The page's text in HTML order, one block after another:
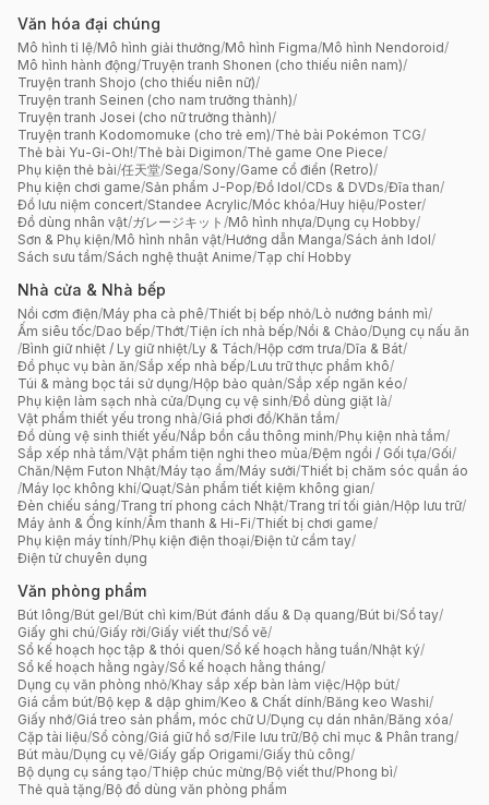
Văn hóa đại chúng
Mô hình tỉ lệ/Mô hình giải thưởng/Mô hình Figma/Mô hình Nendoroid/
Mô hình hành động/Truyện tranh Shonen (cho thiếu niên nam)/
Truyện tranh Shojo (cho thiếu niên nữ)/
Truyện tranh Seinen (cho nam trưởng thành)/
Truyện tranh Josei (cho nữ trưởng thành)/
Truyện tranh Kodomomuke (cho trẻ em)/Thẻ bài Pokémon TCG/
Thẻ bài Yu-Gi-Oh!/Thẻ bài Digimon/Thẻ game One Piece/
Phụ kiện thẻ bài/任天堂/Sega/Sony/Game cổ điển (Retro)/
Phụ kiện chơi game/Sản phẩm J-Pop/Đồ Idol/CDs & DVDs/Đĩa than/
Đồ lưu niệm concert/Standee Acrylic/Móc khóa/Huy hiệu/Poster/
Đồ dùng nhân vật/ガレージキット /Mô hình nhựa/Dụng cụ Hobby/
Sơn & Phụ kiện/Mô hình nhân vật/Hướng dẫn Manga/Sách ảnh Idol/
Sách sưu tầm/Sách nghệ thuật Anime/Tạp chí Hobby
Nhà cửa & Nhà bếp
Nồi cơm điện/Máy pha cà phê/Thiết bị bếp nhỏ/Lò nướng bánh mì/
Ấm siêu tốc/Dao bếp/Thớt/Tiện ích nhà bếp/Nồi & Chảo/Dụng cụ nấu ăn
/Bình giữ nhiệt / Ly giữ nhiệt/Ly & Tách/Hộp cơm trưa/Dĩa & Bát/
Đồ phục vụ bàn ăn/Sắp xếp nhà bếp/Lưu trữ thực phẩm khô/
Túi & màng bọc tái sử dụng/Hộp bảo quản/Sắp xếp ngăn kéo/
Phụ kiện làm sạch nhà cửa/Dụng cụ vệ sinh/Đồ dùng giặt là/
Vật phẩm thiết yếu trong nhà/Giá phơi đồ/Khăn tắm/
Đồ dùng vệ sinh thiết yếu/Nắp bồn cầu thông minh/Phụ kiện nhà tắm/
Sắp xếp nhà tắm/Vật phẩm tiện nghi theo mùa/Đệm ngồi / Gối tựa/Gối/
Chăn/Nệm Futon Nhật/Máy tạo ẩm/Máy sưởi/Thiết bị chăm sóc quần áo
/Máy lọc không khí/Quạt/Sản phẩm tiết kiệm không gian/
Đèn chiếu sáng/Trang trí phong cách Nhật/Trang trí tối giản/Hộp lưu trữ/
Máy ảnh & Ống kính/Âm thanh & Hi-Fi/Thiết bị chơi game/
Phụ kiện máy tính/Phụ kiện điện thoại/Điện tử cầm tay/
Điện tử chuyên dụng
Văn phòng phẩm
Bút lông/Bút gel/Bút chì kim/Bút đánh dấu & Dạ quang/Bút bi/Sổ tay/
Giấy ghi chú/Giấy rời/Giấy viết thư/Sổ vẽ/
Sổ kế hoạch học tập & thói quen/Sổ kế hoạch hằng tuần/Nhật ký/
Sổ kế hoạch hằng ngày/Sổ kế hoạch hằng tháng/
Dụng cụ văn phòng nhỏ/Khay sắp xếp bàn làm việc/Hộp bút/
Giá cắm bút/Bộ kẹp & dập ghim/Keo & Chất dính/Băng keo Washi/
Giấy nhớ/Giá treo sản phẩm, móc chữ U/Dụng cụ dán nhãn/Băng xóa/
Cặp tài liệu/Sổ còng/Giá giữ hồ sơ/File lưu trữ/Bộ chỉ mục & Phân trang/
Bút màu/Dụng cụ vẽ/Giấy gấp Origami/Giấy thủ công/
Bộ dụng cụ sáng tạo/Thiệp chúc mừng/Bộ viết thư/Phong bì/
Thẻ quà tặng/Bộ đồ dùng văn phòng phẩm